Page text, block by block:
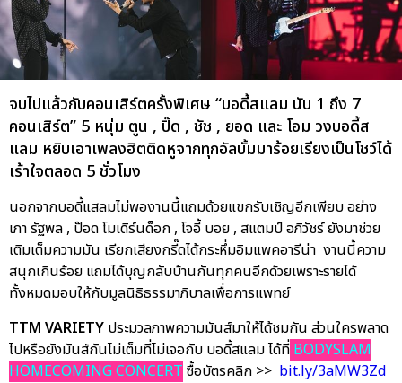
จบไปแล้วกับคอนเสิร์ตครั้งพิเศษ “บอดี้สแลม นับ 1 ถึง 7
คอนเสิร์ต” 5 หนุ่ม ตูน , ปิ๊ด , ชัช , ยอด และ โอม วงบอดี้ส
แลม หยิบเอาเพลงฮิตติดหูจากทุกอัลบั้มมาร้อยเรียงเป็นโชว์ได้
เร้าใจตลอด 5 ชั่วโมง
นอกจากบอดี้แสลมไม่พองานนี้แถมด้วยแขกรับเชิญอีกเพียบ อย่าง
เภา รัฐพล , ป๊อด โมเดิร์นด็อก , โจอี้ บอย , สแตมป์ อภิวัชร์ ยังมาช่วย
เติมเต็มความมัน เรียกเสียงกรี๊ดได้กระหึ่มอิมแพคอารีน่า งานนี้ความ
สนุกเกินร้อย แถมได้บุญกลับบ้านกันทุกคนอีกด้วยเพราะรายได้
ทั้งหมดมอบให้กับมูลนิธิธรรมาภิบาลเพื่อการแพทย์
TTM VARIETY ประมวลภาพความมันส์มาให้ได้ชมกัน ส่วนใครพลาด
ไปหรือยังมันส์กันไม่เต็มที่ไม่เจอกับ บอดี้สแลม ได้ที่ BODYSLAM
HOMECOMING CONCERT ซื้อบัตรคลิก >> bit.ly/3aMW3Zd